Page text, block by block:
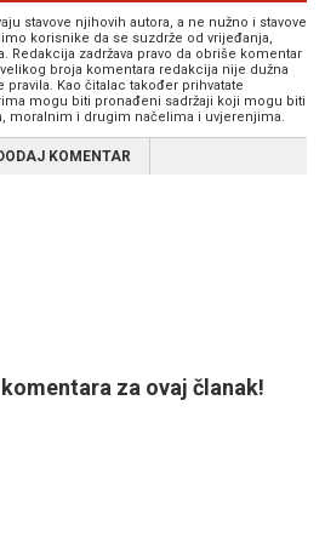
stavove njihovih autora, a ne nužno i stavove
korisnike da se suzdrže od vrijeđanja,
Redakcija zadržava pravo da obriše komentar
broja komentara redakcija nije dužna
Kao čitalac također prihvatate
mogu biti pronađeni sadržaji koji mogu biti
moralnim i drugim načelima i uvjerenjima.
KOMENTAR
za ovaj članak!